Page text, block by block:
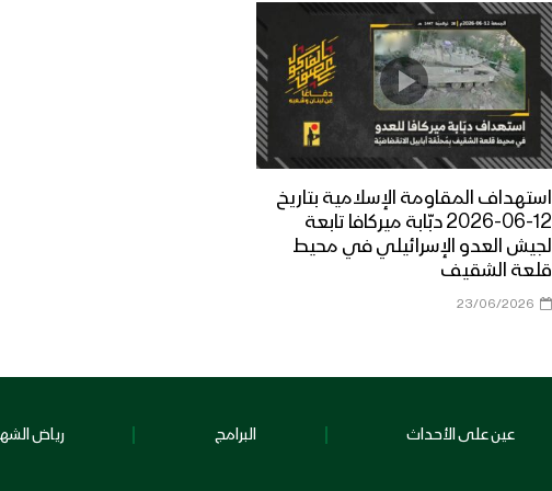
استهداف المقاومة الإسلامية بتاريخ
12-06-2026 دبّابة ميركافا تابعة
لجيش العدو الإسرائيلي في محيط
قلعة الشقيف
23/06/2026
عين على الأحداث البرامج رياض